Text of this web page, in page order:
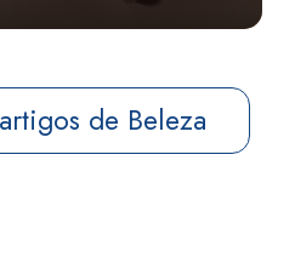
de Beleza